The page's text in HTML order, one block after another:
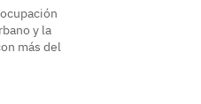
y la
más del